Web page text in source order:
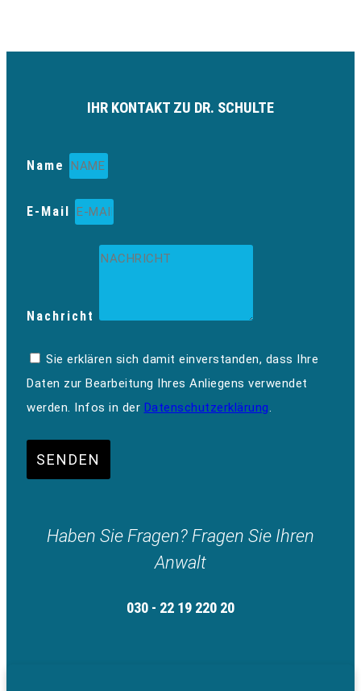
IHR KONTAKT ZU DR. SCHULTE
Name
E-Mail
Nachricht
Sie erklären sich damit einverstanden, dass Ihre
Daten zur Bearbeitung Ihres Anliegens verwendet
werden. Infos in der Datenschutzerklärung.
SENDEN
Haben Sie Fragen? Fragen Sie Ihren
Anwalt
030 - 22 19 220 20